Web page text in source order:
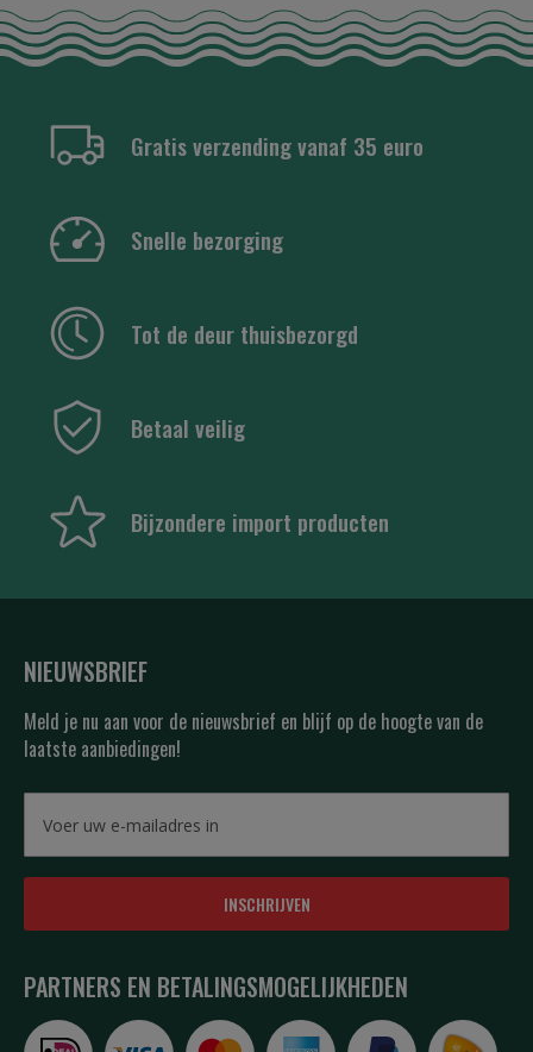
Gratis verzending vanaf 35 euro
Snelle bezorging
Tot de deur thuisbezorgd
Betaal veilig
Bijzondere import producten
NIEUWSBRIEF
Meld je nu aan voor de nieuwsbrief en blijf op de hoogte van de
laatste aanbiedingen!
INSCHRIJVEN
PARTNERS EN BETALINGSMOGELIJKHEDEN